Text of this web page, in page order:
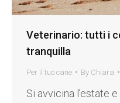
Veterinario: tutti i
tranquilla
Per il tuo cane By Chiara
Si avvicina l’estate